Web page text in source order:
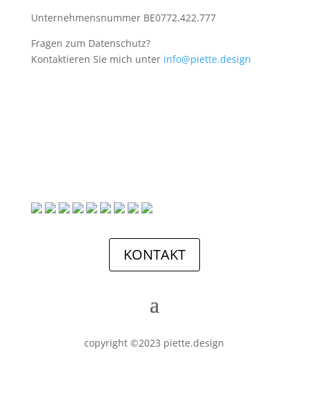
Unternehmensnummer BE0772.422.777
Fragen zum Datenschutz?
Kontaktieren Sie mich unter info@piette.design
KONTAKT
copyright ©2023 piette.design